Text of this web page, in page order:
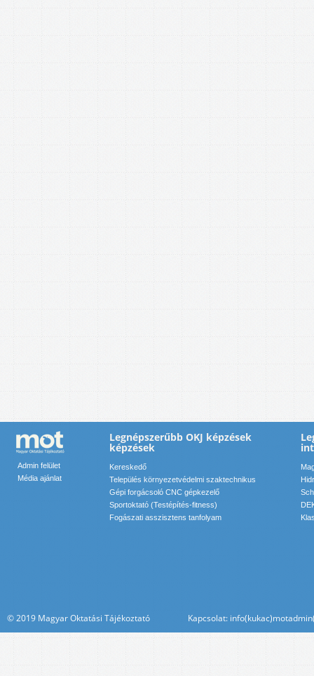
Admin felület
Média ajánlat
Legnépszerűbb OKJ képzések
képzések
Kereskedő
Település környezetvédelmi szaktechnikus
Gépi forgácsoló CNC gépkezelő
Sportoktató (Testépítés-fitness)
Fogászati asszisztens tanfolyam
© 2019 Magyar Oktatási Tájékoztató Kapcsolat: